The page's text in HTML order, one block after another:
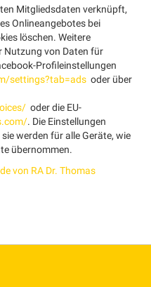
Mitgliedsdaten verknüpft,
Onlineangebotes bei
löschen. Weitere
Nutzung von Daten für
Profileinstellungen
settings?tab=ads oder über
oder die EU-
. Die Einstellungen
werden für alle Geräte, wie
übernommen.
von RA Dr. Thomas